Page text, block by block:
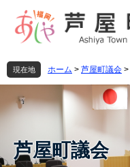
先
頭
す
を
飛
し
へ
現在地 ホーム > 芦屋町議会 >
芦屋町議会